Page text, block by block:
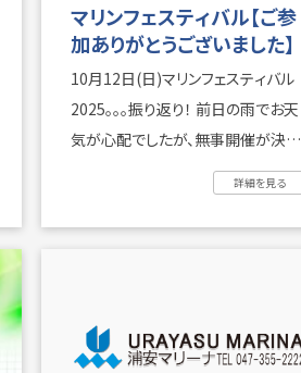
マリンフェスティバル【ご参
加ありがとうございました】
10月12日(日)マリンフェスティバル
2025。。。振り返り！ 前日の雨でお天
気が心配でしたが、無事開催が決定
詳細を見る